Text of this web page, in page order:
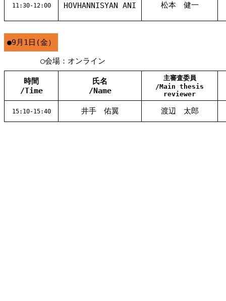
11:30-12:00 HOVHANNISYAN ANI 松本 健一
●9月1日(金）
○会場：オンライン
時間
/Time
氏名
/Name
主審査委員
/Main thesis
reviewer
15:10-15:40 井手 佑翼 渡辺 太郎